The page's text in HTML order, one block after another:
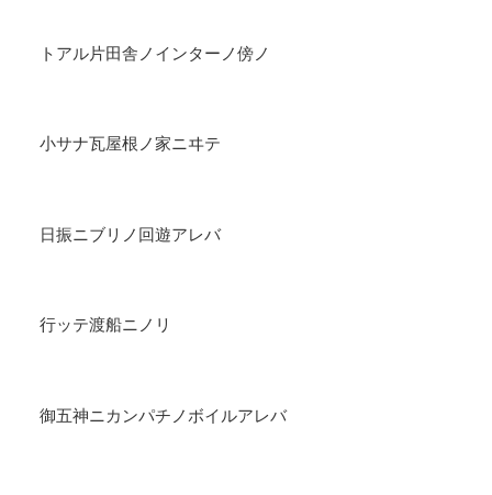
トアル片田舎ノインターノ傍ノ
小サナ瓦屋根ノ家ニヰテ
日振ニブリノ回遊アレバ
行ッテ渡船ニノリ
御五神ニカンパチノボイルアレバ